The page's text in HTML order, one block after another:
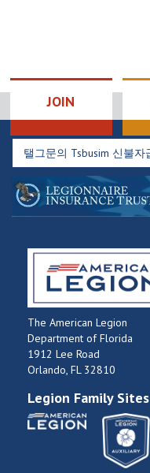
JOIN
The American Legion
Department of Florida
1912 Lee Road
Orlando, FL 32810
Legion Family Sites